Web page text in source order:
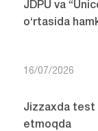
JDPU va
o‘rtasida
16/07/2026
Jizzaxda test
etmoqda